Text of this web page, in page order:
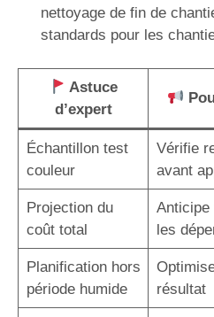
nettoyage de fin de
standards pour les
Astuce
d’expert
Échantillon test
couleur
Vérifie
avant
Projection du
coût total
Anticipe
les
Planification hors
période humide
résultat